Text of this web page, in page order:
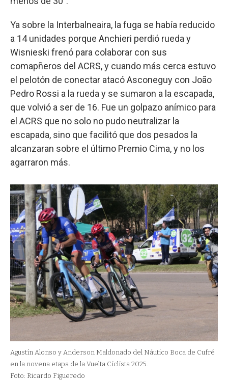
Ya sobre la Interbalneaira, la fuga se había reducido
a 14 unidades porque Anchieri perdió rueda y
Wisnieski frenó para colaborar con sus
comapñeros del ACRS, y cuando más cerca estuvo
el pelotón de conectar atacó Asconeguy con João
Pedro Rossi a la rueda y se sumaron a la escapada,
que volvió a ser de 16. Fue un golpazo anímico para
el ACRS que no solo no pudo neutralizar la
escapada, sino que facilitó que dos pesados la
alcanzaran sobre el último Premio Cima, y no los
agarraron más.
Agustín Alonso y Anderson Maldonado del Náutico Boca de Cufré
en la novena etapa de la Vuelta Ciclista 2025.
Foto: Ricardo Figueredo